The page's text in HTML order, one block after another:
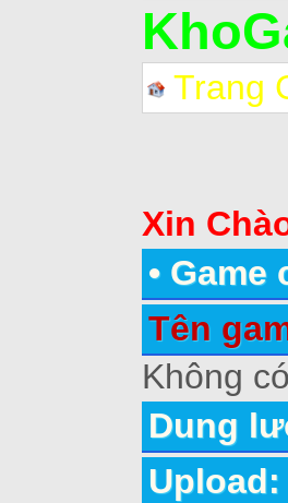
Trang
Xin
• Game
Tên
Không
Dung
Upload: